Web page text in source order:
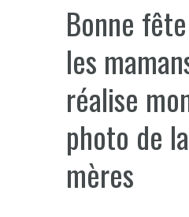
Bonne
les
réalise
photo de
mères